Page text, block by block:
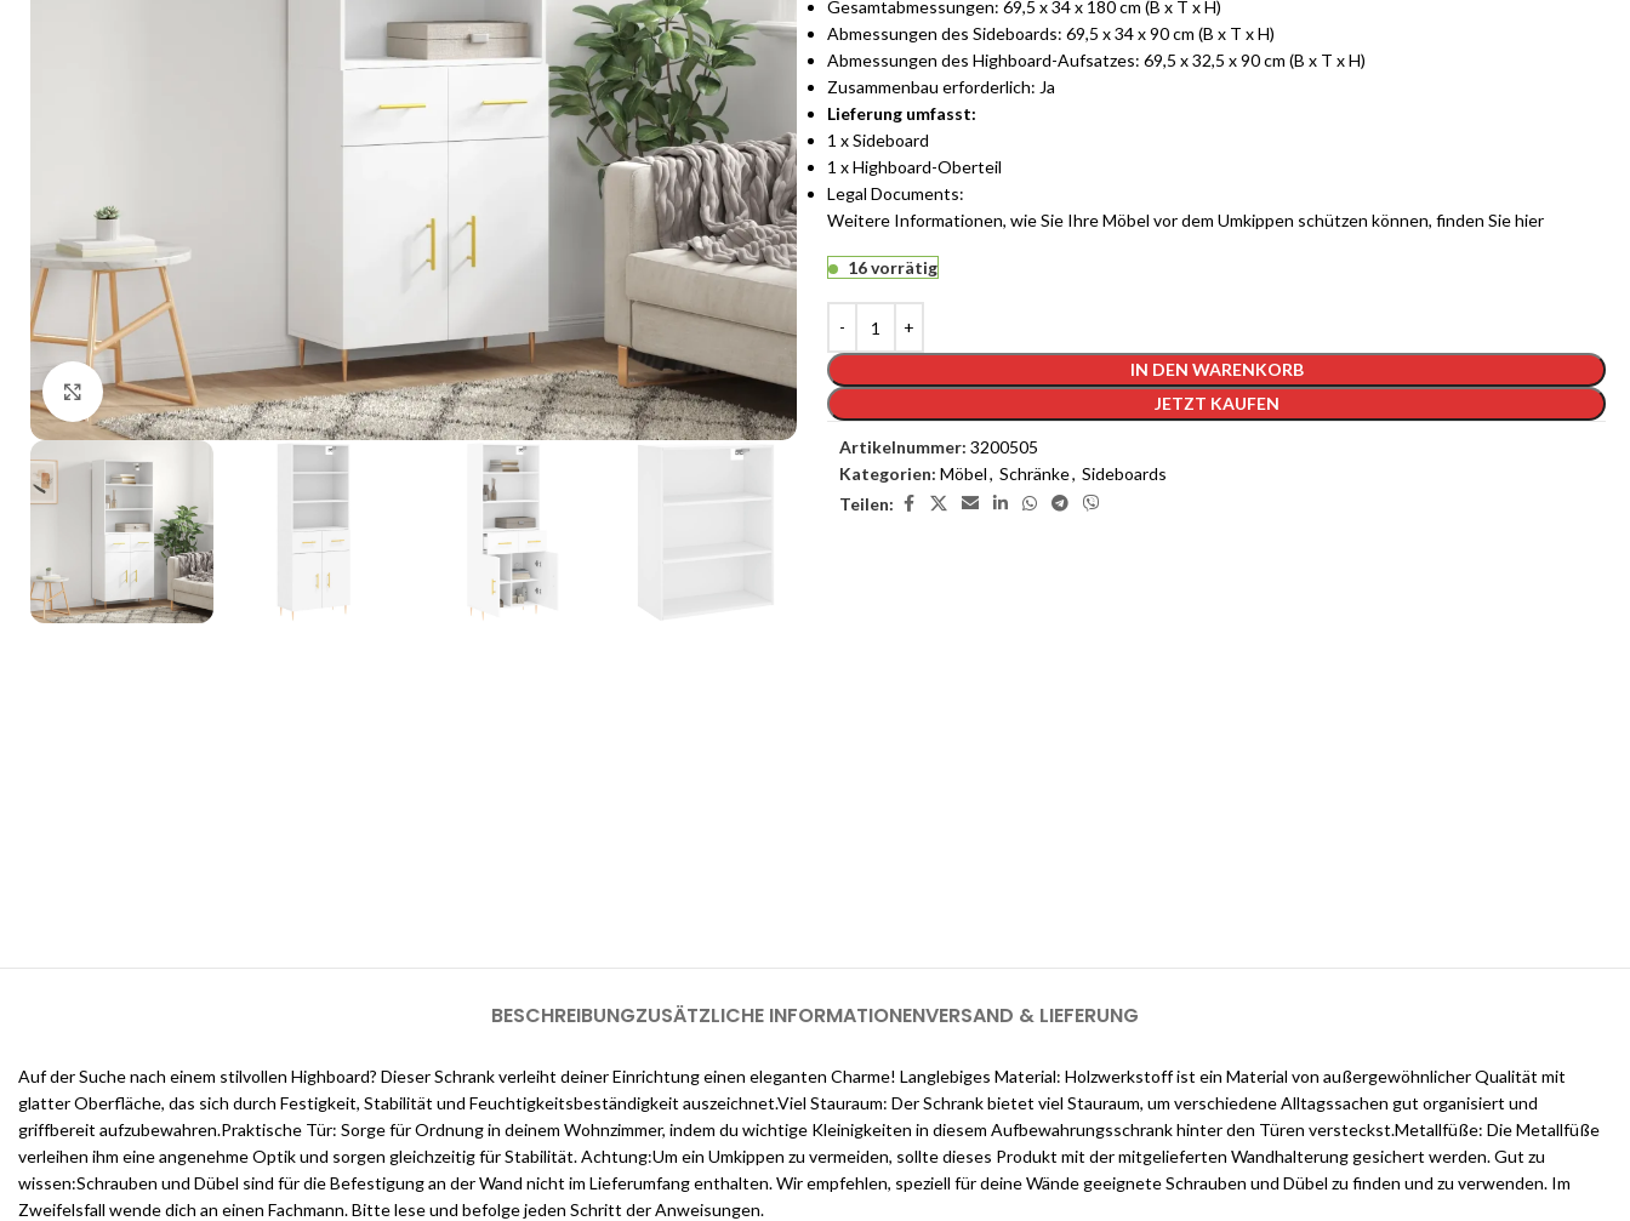
Click to enlarge
Gesamtabmessungen: 69,5 x 34 x 180 cm (B x T x H)
Abmessungen des Sideboards: 69,5 x 34 x 90 cm (B x T x H)
Abmessungen des Highboard-Aufsatzes: 69,5 x 32,5 x 90 cm (B x T x H)
Zusammenbau erforderlich: Ja
Lieferung umfasst:
1 x Sideboard
1 x Highboard-Oberteil
Legal Documents:
Weitere Informationen, wie Sie Ihre Möbel vor dem Umkippen schützen können, finden Siehier
16 vorrätig
IN DEN WARENKORB
JETZT KAUFEN
Artikelnummer: 3200505
Kategorien: Möbel, Schränke, Sideboards
Teilen:
BESCHREIBUNGZUSÄTZLICHE INFORMATIONENVERSAND & LIEFERUNG
Auf der Suche nach einem stilvollen Highboard? Dieser Schrank verleiht deiner Einrichtung einen eleganten Charme! Langlebiges Material: Holzwerkstoff ist ein Material von außergewöhnlicher Qualität mit
glatter Oberfläche, das sich durch Festigkeit, Stabilität und Feuchtigkeitsbeständigkeit auszeichnet.Viel Stauraum: Der Schrank bietet viel Stauraum, um verschiedene Alltagssachen gut organisiert und
griffbereit aufzubewahren.Praktische Tür: Sorge für Ordnung in deinem Wohnzimmer, indem du wichtige Kleinigkeiten in diesem Aufbewahrungsschrank hinter den Türen versteckst.Metallfüße: Die Metallfüße
verleihen ihm eine angenehme Optik und sorgen gleichzeitig für Stabilität. Achtung:Um ein Umkippen zu vermeiden, sollte dieses Produkt mit der mitgelieferten Wandhalterung gesichert werden. Gut zu
wissen:Schrauben und Dübel sind für die Befestigung an der Wand nicht im Lieferumfang enthalten. Wir empfehlen, speziell für deine Wände geeignete Schrauben und Dübel zu finden und zu verwenden. Im
Zweifelsfall wende dich an einen Fachmann. Bitte lese und befolge jeden Schritt der Anweisungen.